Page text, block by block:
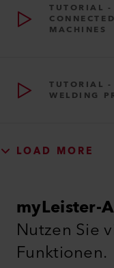
TUTORIAL
MACHINES
TUTORIAL
WELDING
LOAD MORE
myLeister-
Nutzen Sie
Funktionen.